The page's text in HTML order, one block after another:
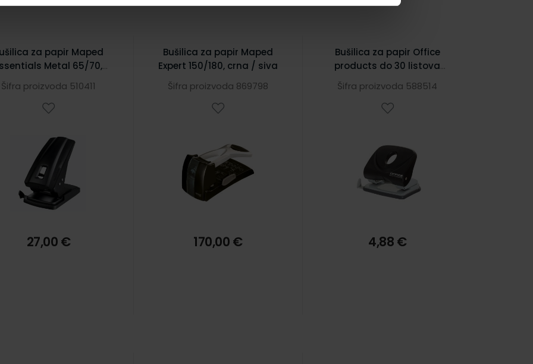
za papir Maped
Metal 65/70,
Šifra proizvoda 510411
27,00 €
Bušilica za papir Maped
Expert 150/180, crna / siva
Šifra proizvoda 869798
170,00 €
Bušilica za papir Office
products do 30 listova
Šifra proizvoda 588514
4,88 €